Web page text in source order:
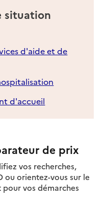
situation
d'aide et de
d'accueil
de prix
vos recherches,
ou orientez-vous sur le
vos démarches